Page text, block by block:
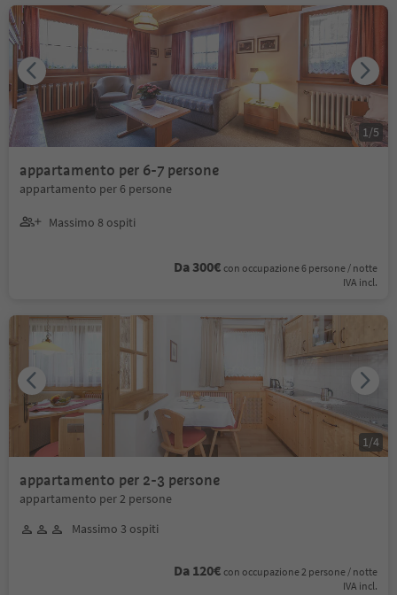
appartamento per 6-7 persone
appartamento per 6 persone
Massimo 8 ospiti
Da 300€ con occupazione 6 persone / notte
IVA incl.
1/5
appartamento per 2-3 persone
appartamento per 2 persone
Massimo 3 ospiti
Da 120€ con occupazione 2 persone / notte
IVA incl.
1/4